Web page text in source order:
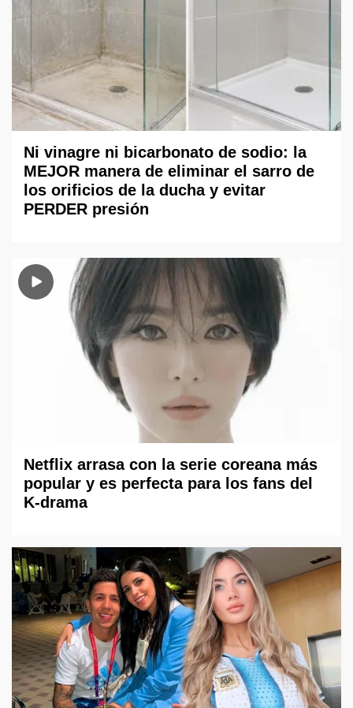
Ni vinagre ni bicarbonato de sodio: la
MEJOR manera de eliminar el sarro de
los orificios de la ducha y evitar
PERDER presión
Netflix arrasa con la serie coreana más
popular y es perfecta para los fans del
K-drama